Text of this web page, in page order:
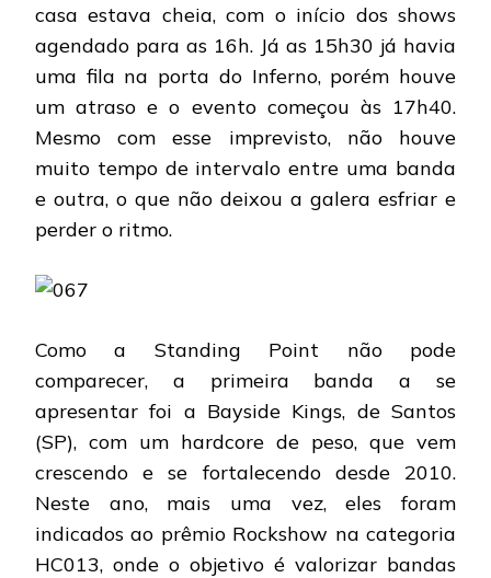
casa estava cheia, com o início dos shows
agendado para as 16h. Já as 15h30 já havia
uma fila na porta do Inferno, porém houve
um atraso e o evento começou às 17h40.
Mesmo com esse imprevisto, não houve
muito tempo de intervalo entre uma banda
e outra, o que não deixou a galera esfriar e
perder o ritmo.
Como a Standing Point não pode
comparecer, a primeira banda a se
apresentar foi a Bayside Kings, de Santos
(SP), com um hardcore de peso, que vem
crescendo e se fortalecendo desde 2010.
Neste ano, mais uma vez, eles foram
indicados ao prêmio Rockshow na categoria
HC013, onde o objetivo é valorizar bandas